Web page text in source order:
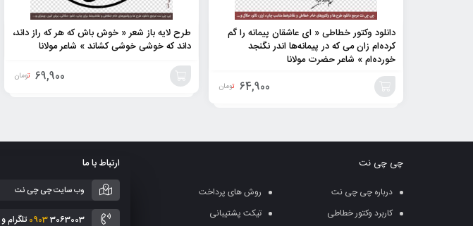
دانلود وکتور خطاطی « ای عاشقان پیمانه را گم
کرده‌ام زان می که در پیمانه‌ها اندر نگنجد
خورده‌ام » شاعر حضرت مولانا
64,900 تومان
به
سبد
طرح لایه باز شعر « خوش باش که هر که راز داند،
داند که خوشی خوشی کشاند » شاعر مولانا
69,900 تومان
چی چی نت
درباره چی چی نت
روش های پرداخت
کاربرد وکتور خطاطی
تیکت پشتیبانی
ارتباط با ما
وب سایت چی چی نت
09033063003 تلگرام و تماس در صورت لزوم